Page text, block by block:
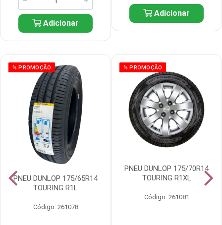
Adicionar
Adicionar
% PROMOÇÃO
PNEU DUNLOP 175/65R14
TOURING R1L
Código: 261078
% PROMOÇÃO
PNEU DUNLOP 175/70R14
TOURING R1XL
Código: 261081